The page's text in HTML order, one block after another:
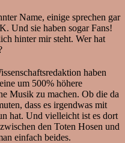
Name, einige sprechen gar
Und sie haben sogar Fans!
hinter mir steht. Wer hat
haben
um 500% höhere
Musik zu machen. Ob die da
dass es irgendwas mit
hat. Und vielleicht ist es dort
den Toten Hosen und
einfach beides.